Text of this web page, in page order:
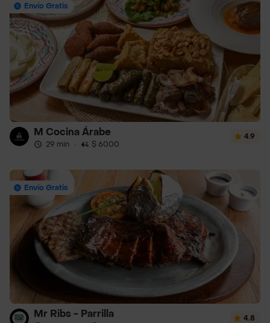
Envío Gratis
M Cocina Árabe
29 min · $ 6000
4.9
Envío Gratis
Mr Ribs - Parrilla 4.8